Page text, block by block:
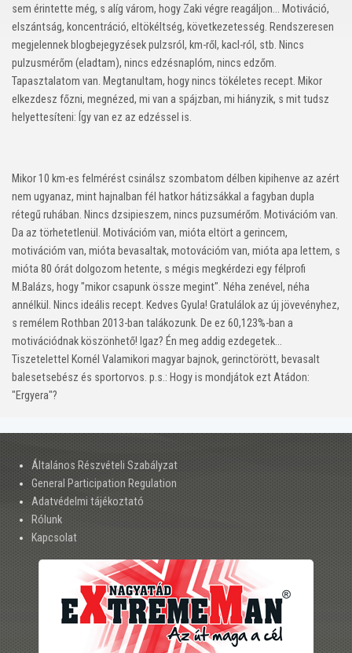
sem érintette még, s alíg várom, hogy Zaki végre reagáljon... Motiváció,
elszántság, koncentráció, eltökéltség, következetesség. Rendszeresen
megjelennek blogbejegyzések pulzsról, km-ről, kacl-ról, stb. Nincs
pulzusmérőm (eladtam), nincs edzésnaplóm, nincs edzőm.
Tapasztalatom van. Megtanultam, hogy nincs tökéletes recept. Mikor
elkezdesz főzni, megnézed, mi van a spájzban, mi hiányzik, s mit tudsz
helyettesíteni: Így van ez az edzéssel is.
Mikor 10 km-es felmérést csinálsz szombatom délben kipihenve az azért
nem ugyanaz, mint hajnalban fél hatkor hátizsákkal a fagyban dupla
rétegű ruhában. Nincs dzsipieszem, nincs puzsumérőm. Motivációm van.
Da az törhetetlenül. Motivációm van, mióta eltört a gerincem,
motivációm van, mióta bevasaltak, motovációm van, mióta apa lettem, s
mióta 80 órát dolgozom hetente, s mégis megkérdezi egy félprofi
M.Balázs, hogy "mikor csapunk össze megint". Néha zenével, néha
annélkül. Nincs ideális recept. Kedves Gyula! Gratulálok az új jövevényhez,
s remélem Rothban 2013-ban talákozunk. De ez 60,123%-ban a
motivációdnak köszönhető! Igaz? Én meg addig ezdegetek...
Tiszetelettel Kornél Valamikori magyar bajnok, gerinctörött, bevasalt
balesetsebész és sportorvos. p.s.: Hogy is mondjátok ezt Atádon:
"Ergyera"?
Általános Részvételi Szabályzat
General Participation Regulation
Adatvédelmi tájékoztató
Rólunk
Kapcsolat